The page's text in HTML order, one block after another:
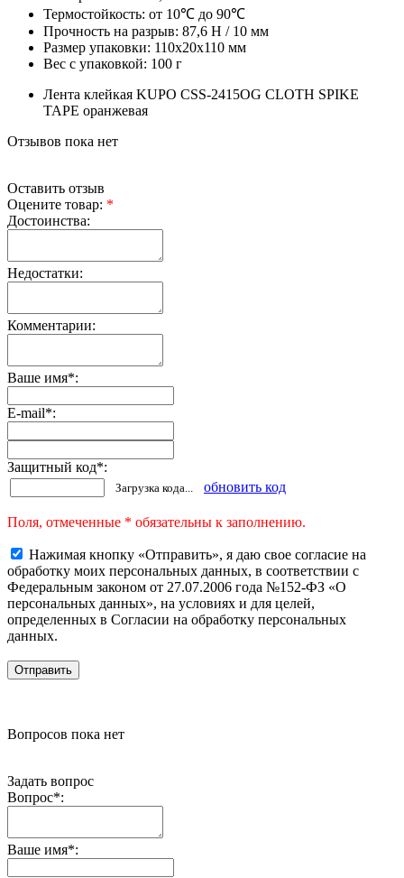
Термостойкость: от 10℃ до 90℃
Прочность на разрыв: 87,6 Н / 10 мм
Размер упаковки: 110х20х110 мм
Вес с упаковкой: 100 г
Лента клейкая KUPO CSS-2415OG CLOTH SPIKE
TAPE оранжевая
Отзывов пока нет
Оставить отзыв
Оцените товар: *
Достоинства:
Недостатки:
Комментарии:
Ваше имя*:
E-mail*:
Защитный код*:
Загрузка кода... обновить код
Поля, отмеченные * обязательны к заполнению.
Нажимая кнопку «Отправить», я даю свое согласие на
обработку моих персональных данных, в соответствии с
Федеральным законом от 27.07.2006 года №152-ФЗ «О
персональных данных», на условиях и для целей,
определенных в Согласии на обработку персональных
данных.
Вопросов пока нет
Задать вопрос
Вопрос*:
Ваше имя*: